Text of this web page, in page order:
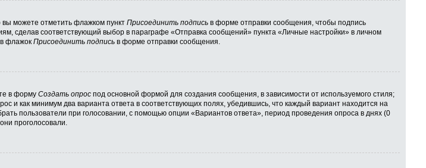
можете отметить флажком пункт Присоединить подписьв форме отправки сообщения, чтобы подпись
сделав соответствующий выбор в параграфе «Отправка сообщений» пункта «Личные настройки» в личном
флажок Присоединить подписьв форме отправки сообщения.
в форму Создать опроспод основной формой для создания сообщения, в зависимости от используемого стиля;
и как минимум два варианта ответа в соответствующих полях, убедившись, что каждый вариант находится на
пользователи при голосовании, с помощью опции «Вариантов ответа», период проведения опроса в днях (0
проголосовали.